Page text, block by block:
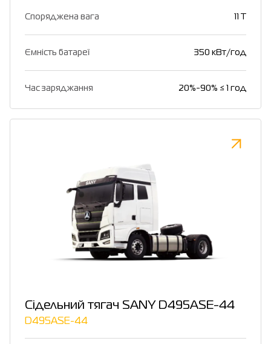
Споряджена вага
Ємність батареї 350 кВт/год
Час заряджання 20%-90% ≤ 1 год
Сідельний тягач SANY D495ASE-44
D495ASE-44